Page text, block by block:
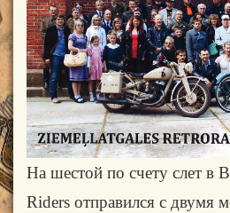
На шестой по счету слет в
Riders отправился с двумя